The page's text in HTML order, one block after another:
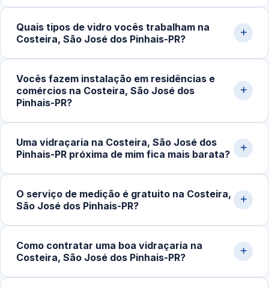
dimensões, espessura, acessórios e complexidade da
instalação. Box simples partem de cerca de R$400,00;
portas e fachadas podem ultrapassar R$2.500,00.
Solicite uma medição pelo WhatsApp para receber um
orçamento detalhado.
Quais tipos de vidro vocês trabalham na
Costeira, São José dos Pinhais-PR?
jateado, refletivo, laminado e espelhos sob medida.
Atendemos espessuras de 6mm, 8mm, 10mm e 12mm
Vocês fazem instalação em residências e
comércios na Costeira, São José dos
Pinhais-PR?
escritórios, restaurantes e obras em geral em São José
dos Pinhais‑PR. Fazemos medição, projeto, fabricação e
instalação completa.
Uma vidraçaria na Costeira, São José dos
Pinhais-PR próxima de mim fica mais barata?
por uma vidraçaria próxima da sua localização, os custos
de deslocamento e transporte de vidro tendem a ser
menores.
O serviço de medição é gratuito na Costeira,
São José dos Pinhais-PR?
orçamento sem compromisso, em residências,
comércios e obras na cidade de São José dos
Pinhais‑PR e região.
Como contratar uma boa vidraçaria na
Costeira, São José dos Pinhais-PR?